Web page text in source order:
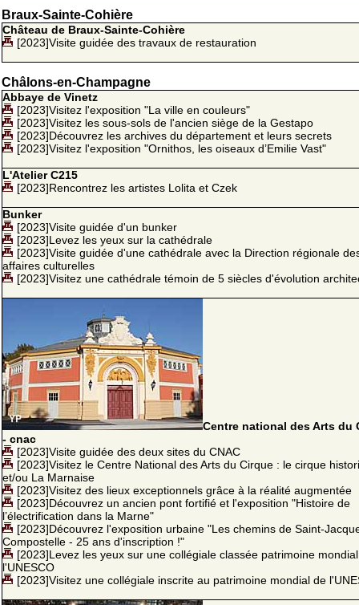
Braux-Sainte-Cohière
Château de Braux-Sainte-Cohière
[2023]Visite guidée des travaux de restauration
Châlons-en-Champagne
Abbaye de Vinetz
[2023]Visitez l'exposition "La ville en couleurs"
[2023]Visitez les sous-sols de l'ancien siège de la Gestapo
[2023]Découvrez les archives du département et leurs secrets
[2023]Visitez l'exposition "Ornithos, les oiseaux d’Emilie Vast"
L'Atelier C215
[2023]Rencontrez les artistes Lolita et Czek
Bunker
[2023]Visite guidée d'un bunker
[2023]Levez les yeux sur la cathédrale
[2023]Visite guidée d'une cathédrale avec la Direction régionale
affaires culturelles
[2023]Visitez une cathédrale témoin de 5 siècles d'évolution
Centre national des Arts du
- cnac
[2023]Visite guidée des deux sites du CNAC
[2023]Visitez le Centre National des Arts du Cirque : le cirque
et/ou La Marnaise
[2023]Visitez des lieux exceptionnels grâce à la réalité augmentée
[2023]Découvrez un ancien pont fortifié et l'exposition "Histoire de
l’électrification dans la Marne"
[2023]Découvrez l'exposition urbaine "Les chemins de Saint-
Compostelle - 25 ans d'inscription !"
[2023]Levez les yeux sur une collégiale classée patrimoine
l'UNESCO
[2023]Visitez une collégiale inscrite au patrimoine mondial de